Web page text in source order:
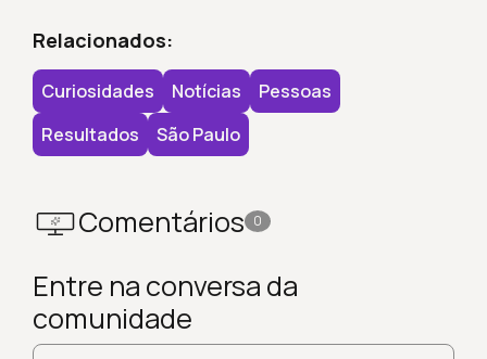
Relacionados:
Curiosidades Notícias
Pessoas
Resultados
São Paulo
Comentários 0
Entre na conversa da
comunidade